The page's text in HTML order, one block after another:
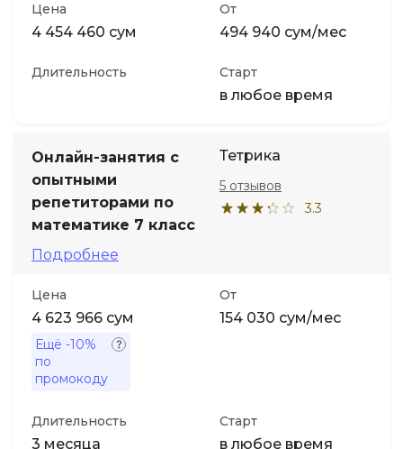
Цена
4 454 460 сум
От
494 940 сум/мес
Длительность Старт
в любое время
Онлайн-занятия с
опытными
репетиторами по
математике 7 класс
Подробнее
Тетрика
3.3
5 отзывов
Цена
4 623 966 сум
Ещё -10%
по
промокоду
От
154 030 сум/мес
Длительность
3 месяца
Старт
в любое время